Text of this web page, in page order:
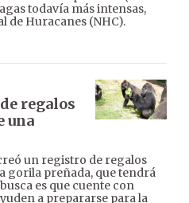
todavía más intensas,
de Huracanes (NHC).
regalos
una
un registro de regalos
gorila preñada, que tendrá
es que cuente con
a prepararse para la